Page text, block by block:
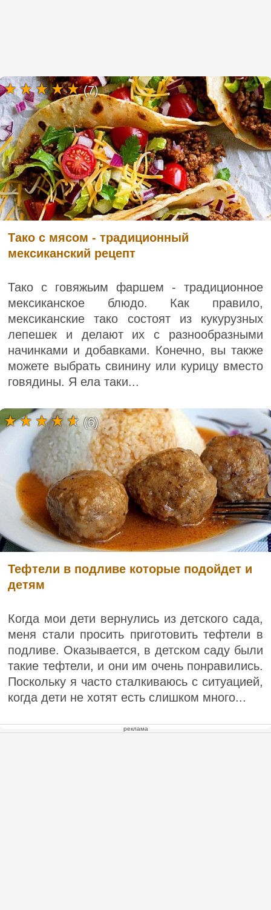
Тако с мясом - традиционный
мексиканский рецепт
Тако с говяжьим фаршем - традиционное
мексиканское блюдо. Как правило,
мексиканские тако состоят из кукурузных
лепешек и делают их с разнообразными
начинками и добавками. Конечно, вы также
можете выбрать свинину или курицу вместо
говядины. Я ела таки...
(7)
Тефтели в подливе которые подойдет и
детям
Когда мои дети вернулись из детского сада,
меня стали просить приготовить тефтели в
подливе. Оказывается, в детском саду были
такие тефтели, и они им очень понравились.
Поскольку я часто сталкиваюсь с ситуацией,
когда дети не хотят есть слишком много...
(6)
реклама